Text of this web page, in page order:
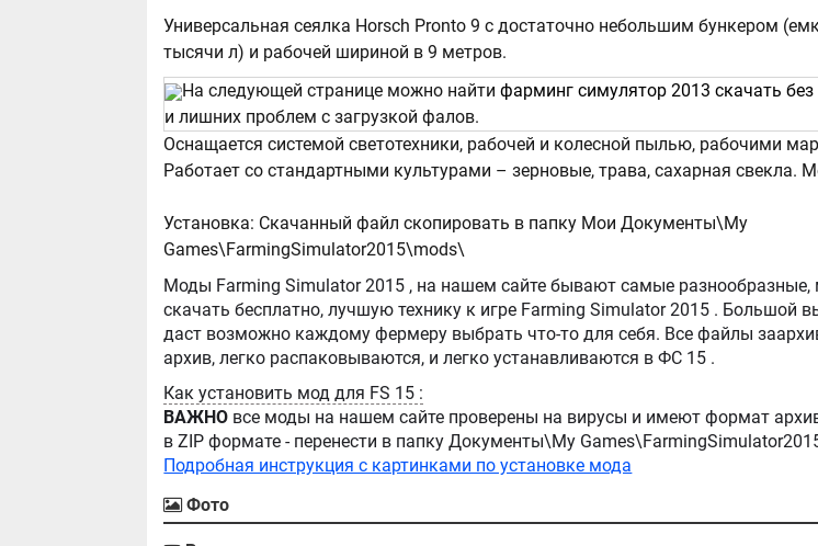
Универсальная сеялка Horsch Pronto 9 с достаточно небольшим бункером
тысячи л) и рабочей шириной в 9 метров.
На следующей странице можно найтифарминг симулятор 2013 скачать
и лишних проблем с загрузкой фалов.
Оснащается системой светотехники, рабочей и колесной пылью, рабочими
Работает со стандартными культурами – зерновые, трава, сахарная свекла.
Установка: Скачанный файл скопировать в папку Мои Документы\My
Games\FarmingSimulator2015\mods\
Моды Farming Simulator 2015 , на нашем сайте бывают самые разнообразные, можно
скачать бесплатно, лучшую технику к игре Farming Simulator 2015 . Большой выбор модов,
даст возможно каждому фермеру выбрать что-то для себя. Все файлы
архив, легко распаковываются, и легко устанавливаются в ФС 15 .
Как установить мод для FS 15 :
ВАЖНО все моды на нашем сайте проверены на вирусы и имеют формат
в ZIP формате - перенести в папку Документы\My
Подробная инструкция с картинками по установке мода
Фото